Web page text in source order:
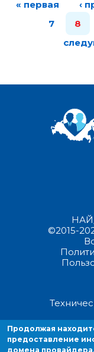
« первая ‹
7
8
©2015-
Продолжая
предоставление
провайдера,
Продолжая
предоставление
домена